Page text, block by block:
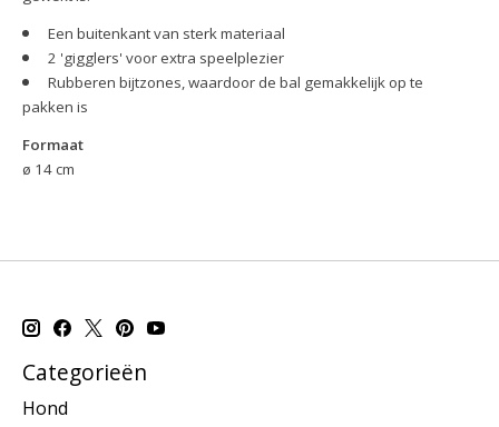
Een buitenkant van sterk materiaal
2 'gigglers' voor extra speelplezier
Rubberen bijtzones, waardoor de bal gemakkelijk op te
pakken is
Formaat
ø 14 cm
Categorieën
Hond